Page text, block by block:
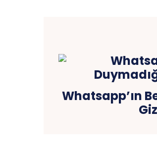
Whatsapp’ın